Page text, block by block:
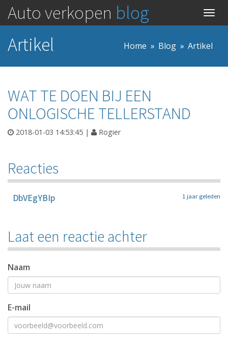
Auto verkopen blog
Artikel
Home Blog Artikel
WAT TE DOEN BIJ EEN
ONLOGISCHE TELLERSTAND
2018-01-03 14:53:45 | Rogier
Reacties
DbVEgYBIp 1 jaar geleden
Laat een reactie achter
Naam
E-mail